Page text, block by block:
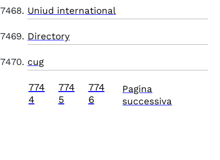
Uniud international
Directory
cug
774
4
774
5
774
6
Pagina
successiva